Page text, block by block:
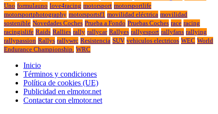
Uno formulauno love4racing motorsport motorsportlife
motorsportphotography motorsportsf1 movilidad eléctrica movilidad
sostenible Novedades Coches Prueba a Fondo Pruebas Coches race racing
racingislife Raids Rallies rally rallycar Rallyes rallyesport rallyfans rallying
rallypassion Rallys rallywrc Resistencia SUV vehiculos electricos WEC World
Endurance Championship. WRC
Inicio
Términos y condiciones
Política de cookies (UE)
Publicidad en elmotor.net
Contactar con elmotor.net